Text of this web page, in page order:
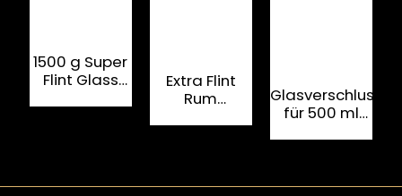
1500 g Super
Flint Glass
Extra Flint
Rum
Glasverschluss
für 500 ml
Flasche